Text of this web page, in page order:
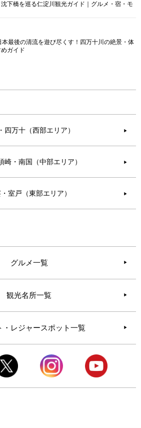
下橋を巡る仁淀川観光ガイド｜グルメ・宿・モ
本最後の清流を遊び尽くす！四万十川の絶景・体
ガイド
四万十（西部エリア） ▶︎
崎・南国（中部エリア） ▶︎
室戸（東部エリア） ▶︎
グルメ一覧
観光名所一覧
・レジャースポット一覧